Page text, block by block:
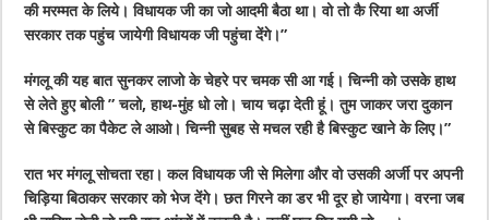
की मरम्मत के लिये। विधायक जी का जो आदमी बैठा था। वो तो कै रिया था अर्जी
सरकार तक पहुंच जायेगी विधायक जी पहुंचा देंगे।”
मंगलू की यह बात सुनकर लाजो के चेहरे पर चमक सी आ गई। चिन्नी को उसके हाथ
से लेते हुए बोली ” चलो, हाथ-मुंह धो लो। चाय चढ़ा देती हूं। तुम जाकर जरा दुकान
से बिस्कुट का पैकेट ले आओ। चिन्नी सुबह से मचल रही है बिस्कुट खाने के लिए।”
रात भर मंगलू सोचता रहा। कल विधायक जी से मिलेगा और वो उसकी अर्जी पर अपनी
चिड़िया बिठाकर सरकार को भेज देंगे। छत गिरने का डर भी दूर हो जायेगा। वरना जब